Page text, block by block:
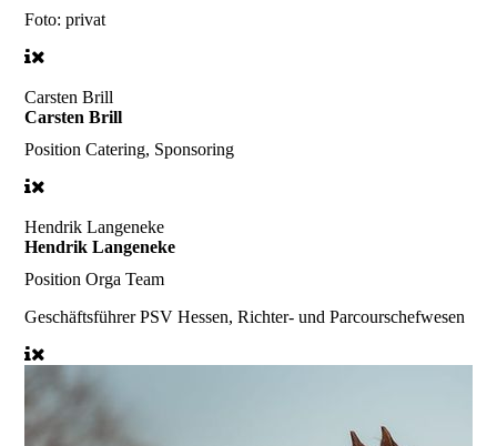
Foto: privat
Carsten Brill
Carsten Brill
PositionCatering, Sponsoring
Hendrik Langeneke
Hendrik Langeneke
PositionOrga Team
Geschäftsführer PSV Hessen, Richter- und Parcourschefwesen